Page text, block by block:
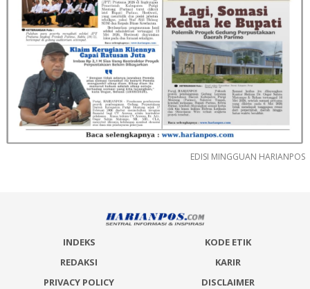
EDISI MINGGUAN HARIANPOS
INDEKS
KODE ETIK
REDAKSI
KARIR
PRIVACY POLICY
DISCLAIMER